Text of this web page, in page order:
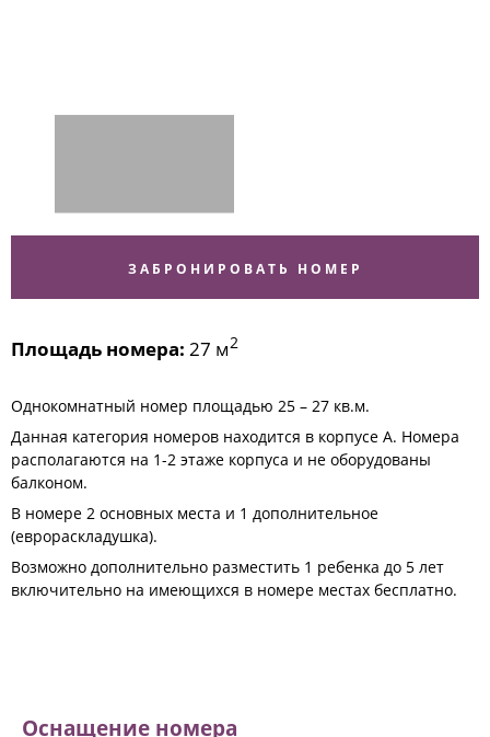
ЗАБРОНИРОВАТЬ НОМЕР
Площадь номера: 27 м2
Однокомнатный номер площадью 25 – 27 кв.м.
Данная категория номеров находится в корпусе А. Номера
располагаются на 1-2 этаже корпуса и не оборудованы
балконом.
В номере 2 основных места и 1 дополнительное
(еврораскладушка).
Возможно дополнительно разместить 1 ребенка до 5 лет
включительно на имеющихся в номере местах бесплатно.
Оснащение номера